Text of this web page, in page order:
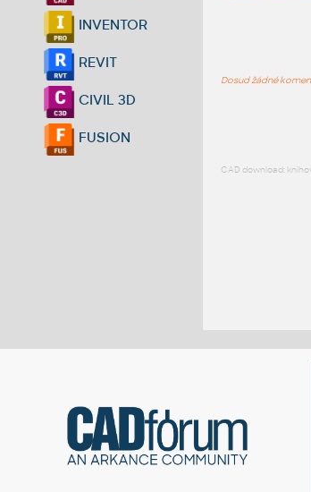
INVENTOR
REVIT
CIVIL 3D
FUSION
Dosud žádné
CAD download: